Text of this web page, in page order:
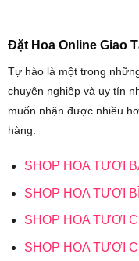
Đặt Hoa Online Giao
Tự hào là một trong
chuyên nghiệp và uy tín
muốn nhận được nhiều
hàng.
SHOP HOA TƯƠI
SHOP HOA TƯƠI
SHOP HOA TƯƠI
SHOP HOA TƯƠI